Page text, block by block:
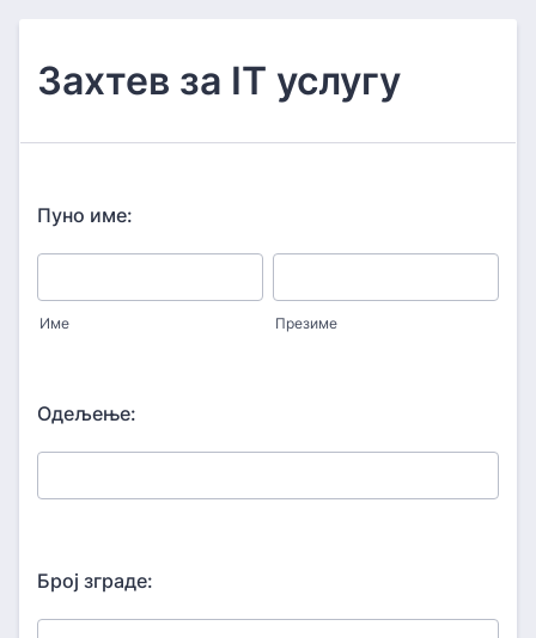
Захтев за IT услугу
Пуно име:
Име Презиме
Одељење:
Број зграде: